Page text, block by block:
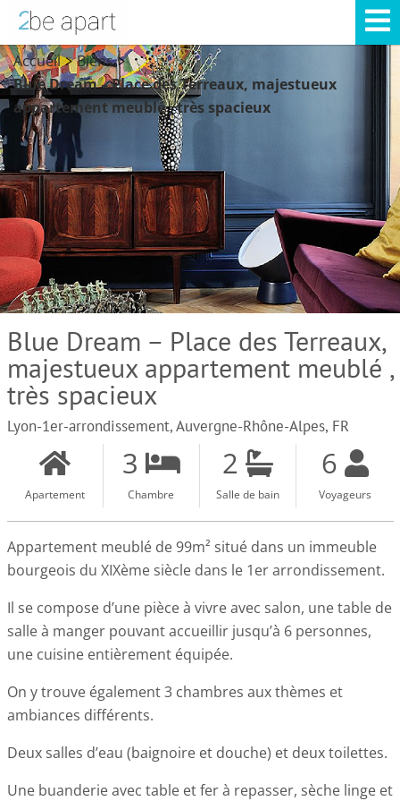
Accueil > Biens >
Blue Dream – Place des Terreaux, majestueux
appartement meublé , très spacieux
Blue Dream – Place des Terreaux,
majestueux appartement meublé ,
très spacieux
Lyon-1er-arrondissement, Auvergne-Rhône-Alpes, FR
Apartement
3
Chambre
2
Salle de bain
6
Voyageurs
Appartement meublé de 99m² situé dans un immeuble
bourgeois du XIXème siècle dans le 1er arrondissement.
Il se compose d’une pièce à vivre avec salon, une table de
salle à manger pouvant accueillir jusqu’à 6 personnes,
une cuisine entièrement équipée.
On y trouve également 3 chambres aux thèmes et
ambiances différents.
Deux salles d’eau (baignoire et douche) et deux toilettes.
Une buanderie avec table et fer à repasser, sèche linge et